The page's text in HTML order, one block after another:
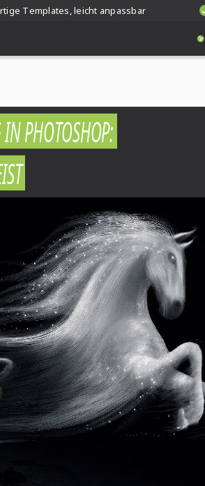
Templates, leicht anpassbar
PHOTOSHOP: